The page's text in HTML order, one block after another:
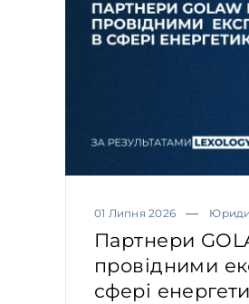
01 Липня 2026
Партнери
провідними
сфері